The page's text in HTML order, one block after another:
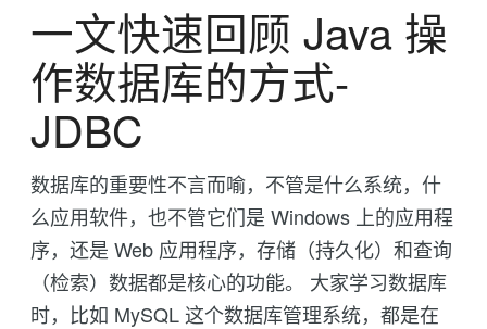
一文快速回顾 Java 操
作数据库的方式-
JDBC
数据库的重要性不言而喻，不管是什么系统，什
么应用软件，也不管它们是 Windows 上的应用程
序，还是 Web 应用程序，存储（持久化）和查询
（检索）数据都是核心的功能。 大家学习数据库
时，比如 MySQL 这个数据库管理系统，都是在